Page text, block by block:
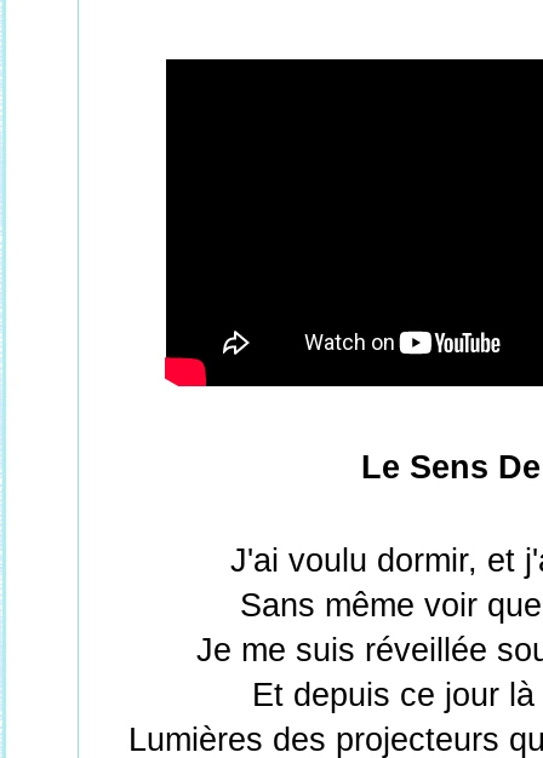
Le Sens
J'ai voulu dormir, et
Sans même voir
Je me suis réveillée
Et depuis ce jour
Lumières des projecteurs